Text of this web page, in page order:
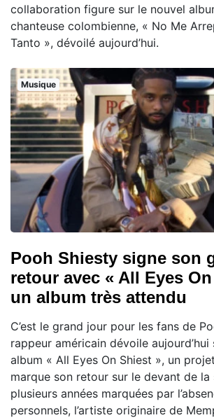
collaboration figure sur le nouvel
chanteuse colombienne, « No Me
Tanto », dévoilé aujourd’hui.
Musique
Pooh Shiesty signe son
retour avec « All Eyes
un album très attendu
C’est le grand jour pour les fans de
rappeur américain dévoile aujourd’hui
album « All Eyes On Shiest », un
marque son retour sur le devant de la
plusieurs années marquées par
personnels, l’artiste originaire de